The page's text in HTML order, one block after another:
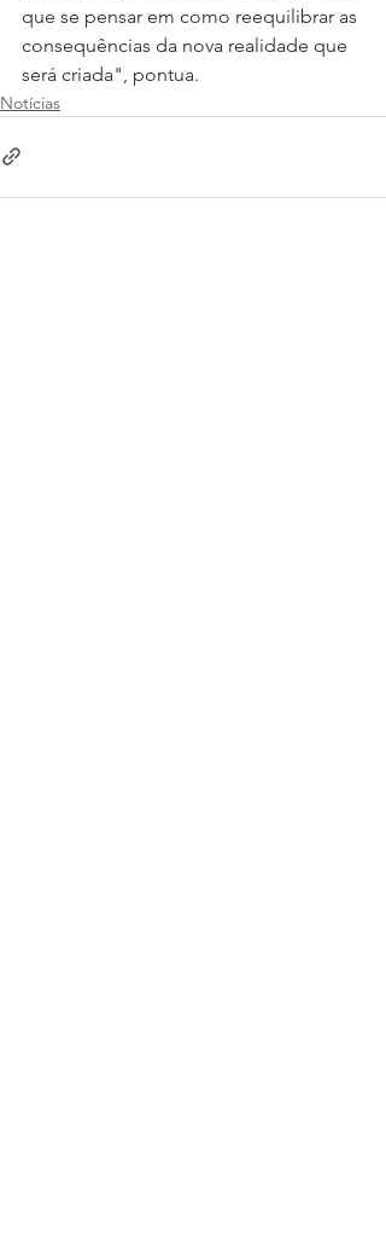
que se pensar em como reequilibrar as
consequências da nova realidade que
será criada", pontua.
Notícias